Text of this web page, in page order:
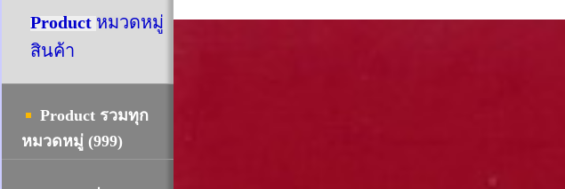
Product หมวดหมู่
สินค้า
Product รวมทุก
หมวดหมู่ (999)